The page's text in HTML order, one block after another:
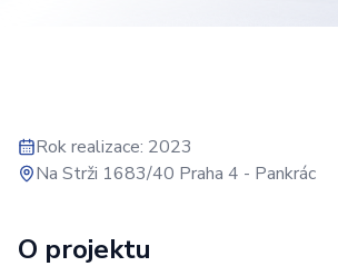
Rok realizace: 2023
Na Strži 1683/40 Praha 4 - Pankrác
O projektu